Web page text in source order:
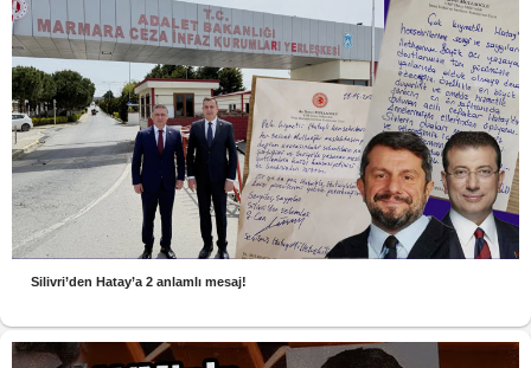
Silivri’den Hatay’a 2 anlamlı mesaj!